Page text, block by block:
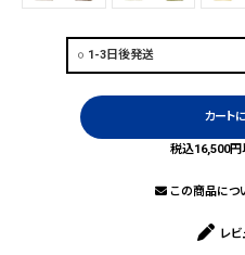
カート
税込16,500
この商品につ
レ